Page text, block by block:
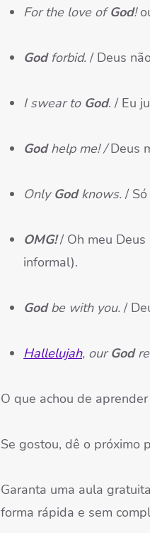
For the love ofGod!
God forbid. / Deus
I swear to God. / Eu
Godhelp me! /Deus
Only Godknows. /
OMG!/ Oh meu
informal).
Godbe with you. /
Hallelujah, ourGod
O que achou de
Se gostou, dê o próximo
Garanta uma aula
forma rápida e sem